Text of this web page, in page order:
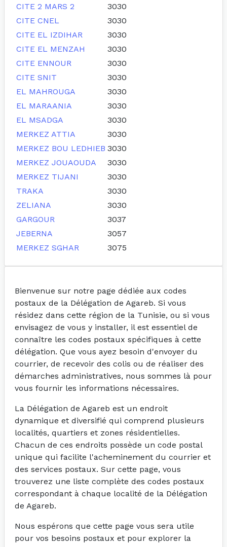
CITE 2 MARS 2
3030
CITE CNEL
3030
CITE EL IZDIHAR
3030
CITE EL MENZAH
3030
CITE ENNOUR
3030
CITE SNIT
3030
EL MAHROUGA
3030
EL MARAANIA
3030
EL MSADGA
3030
MERKEZ ATTIA
3030
MERKEZ BOU LEDHIEB 3030
MERKEZ JOUAOUDA
3030
MERKEZ TIJANI
3030
TRAKA
3030
ZELIANA
3030
GARGOUR
3037
JEBERNA
3057
MERKEZ SGHAR
3075
Bienvenue sur notre page dédiée aux codes
postaux de la Délégation de Agareb. Si vous
résidez dans cette région de la Tunisie, ou si vous
envisagez de vous y installer, il est essentiel de
connaître les codes postaux spécifiques à cette
délégation. Que vous ayez besoin d'envoyer du
courrier, de recevoir des colis ou de réaliser des
démarches administratives, nous sommes là pour
vous fournir les informations nécessaires.
La Délégation de Agareb est un endroit
dynamique et diversifié qui comprend plusieurs
localités, quartiers et zones résidentielles.
Chacun de ces endroits possède un code postal
unique qui facilite l'acheminement du courrier et
des services postaux. Sur cette page, vous
trouverez une liste complète des codes postaux
correspondant à chaque localité de la Délégation
de Agareb.
Nous espérons que cette page vous sera utile
pour vos besoins postaux et pour explorer la